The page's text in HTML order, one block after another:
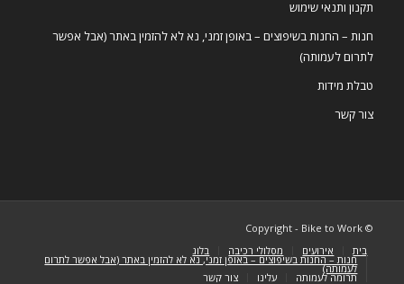
תקנון ותנאי שימוש
חנות – החנות בשיפוצים – באופן זמני, נא לא להזמין באתר (אבל אפשר
לתרום לעמותה)
טבלת מידות
צור קשר
© Copyright - Bike to Work
בית
אירועים מסלולי רכיבה בלוג
חנות – החנות בשיפוצים – באופן זמני, נא לא להזמין באתר (אבל אפשר לתרום
לעמותה)
תרומה לעמותה עלינו צור קשר